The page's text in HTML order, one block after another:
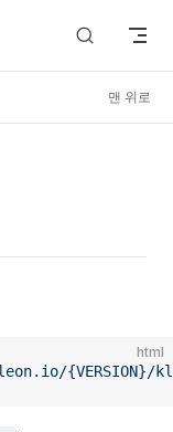
맨 위로
html
{VERSION}/